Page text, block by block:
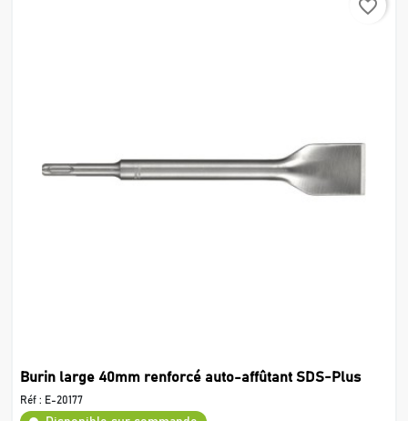
favorite_border
Burin large 40mm renforcé auto-affûtant SDS-Plus
Réf : E-20177